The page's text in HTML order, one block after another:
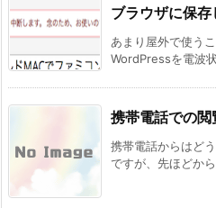
ブラウザに保存
あまり屋外で使う
WordPressを電波
携帯電話での
携帯電話からはど
ですが、先ほどか